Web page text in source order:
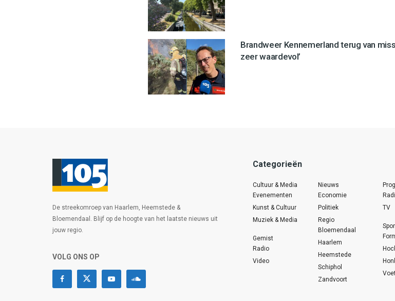
Brandweer Kennemerland terug van
zeer waardevol’
De streekomroep van Haarlem, Heemstede &
Bloemendaal. Blijf op de hoogte van het laatste nieuws uit
jouw regio.
VOLG ONS OP
Categorieën
Cultuur & Media
Evenementen
Kunst & Cultuur
Muziek & Media
Gemist
Radio
Video
Nieuws
Economie
Politiek
Regio
Bloemendaal
Haarlem
Heemstede
Schiphol
Zandvoort
TV